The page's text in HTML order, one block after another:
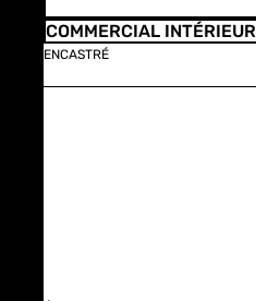
COMMERCIAL INTÉRIEUR
ENCASTRÉ